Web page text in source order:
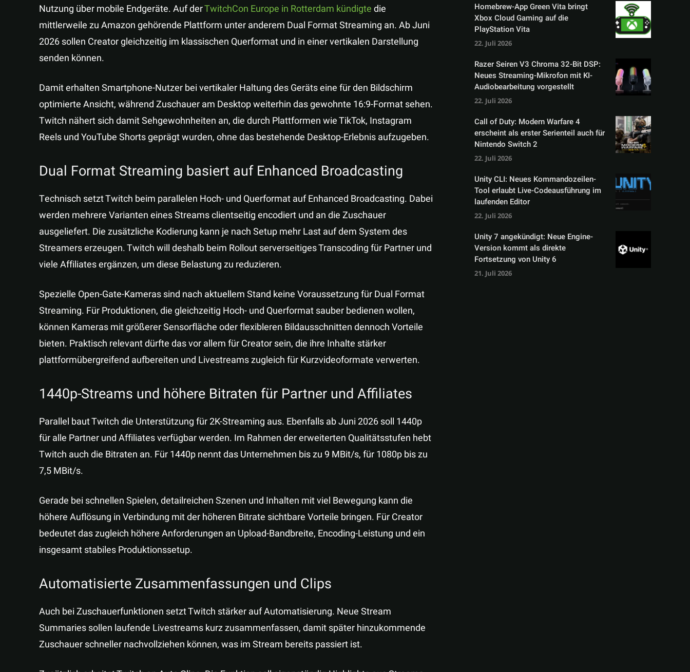
Nutzung über mobile Endgeräte. Auf derTwitchCon Europe in Rotterdam kündigtedie
mittlerweile zu Amazon gehörende Plattform unter anderem Dual Format Streaming an. Ab Juni
2026 sollen Creator gleichzeitig im klassischen Querformat und in einer vertikalen Darstellung
senden können.
Damit erhalten Smartphone-Nutzer bei vertikaler Haltung des Geräts eine für den Bildschirm
optimierte Ansicht, während Zuschauer am Desktop weiterhin das gewohnte 16:9-Format sehen.
Twitch nähert sich damit Sehgewohnheiten an, die durch Plattformen wie TikTok, Instagram
Reels und YouTube Shorts geprägt wurden, ohne das bestehende Desktop-Erlebnis aufzugeben.
Dual Format Streaming basiert auf Enhanced Broadcasting
Technisch setzt Twitch beim parallelen Hoch- und Querformat auf Enhanced Broadcasting. Dabei
werden mehrere Varianten eines Streams clientseitig encodiert und an die Zuschauer
ausgeliefert. Die zusätzliche Kodierung kann je nach Setup mehr Last auf dem System des
Streamers erzeugen. Twitch will deshalb beim Rollout serverseitiges Transcoding für Partner und
viele Affiliates ergänzen, um diese Belastung zu reduzieren.
Spezielle Open-Gate-Kameras sind nach aktuellem Stand keine Voraussetzung für Dual Format
Streaming. Für Produktionen, die gleichzeitig Hoch- und Querformat sauber bedienen wollen,
können Kameras mit größerer Sensorfläche oder flexibleren Bildausschnitten dennoch Vorteile
bieten. Praktisch relevant dürfte das vor allem für Creator sein, die ihre Inhalte stärker
plattformübergreifend aufbereiten und Livestreams zugleich für Kurzvideoformate verwerten.
1440p-Streams und höhere Bitraten für Partner und Affiliates
Parallel baut Twitch die Unterstützung für 2K-Streaming aus. Ebenfalls ab Juni 2026 soll 1440p
für alle Partner und Affiliates verfügbar werden. Im Rahmen der erweiterten Qualitätsstufen hebt
Twitch auch die Bitraten an. Für 1440p nennt das Unternehmen bis zu 9 MBit/s, für 1080p bis zu
7,5 MBit/s.
Gerade bei schnellen Spielen, detailreichen Szenen und Inhalten mit viel Bewegung kann die
höhere Auflösung in Verbindung mit der höheren Bitrate sichtbare Vorteile bringen. Für Creator
bedeutet das zugleich höhere Anforderungen an Upload-Bandbreite, Encoding-Leistung und ein
insgesamt stabiles Produktionssetup.
Automatisierte Zusammenfassungen und Clips
Auch bei Zuschauerfunktionen setzt Twitch stärker auf Automatisierung. Neue Stream
Summaries sollen laufende Livestreams kurz zusammenfassen, damit später hinzukommende
Zuschauer schneller nachvollziehen können, was im Stream bereits passiert ist.
Homebrew-App Green Vita bringt
Xbox Cloud Gaming auf die
PlayStation Vita
22. Juli 2026
Razer Seiren V3 Chroma 32-Bit DSP:
Neues Streaming-Mikrofon mit KI-
Audiobearbeitung vorgestellt
22. Juli 2026
Call of Duty: Modern Warfare 4
erscheint als erster Serienteil auch für
Nintendo Switch 2
22. Juli 2026
Unity CLI: Neues Kommandozeilen-
Tool erlaubt Live-Codeausführung im
laufenden Editor
22. Juli 2026
Unity 7 angekündigt: Neue Engine-
Version kommt als direkte
Fortsetzung von Unity 6
21. Juli 2026